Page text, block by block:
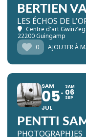
BERTIEN
LES ÉCHOS DE
Centre d'art
22200 Guingamp
0
AJOUTER À
SAM
05
JUL
SAM
06
SEP
PENTTI
PHOTOGRAPHIES